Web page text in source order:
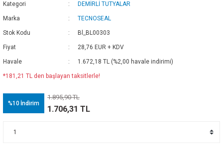
Kategori DEMİRLİ TUTYALAR
Marka TECNOSEAL
Stok Kodu Bl_BL00303
Fiyat 28,76 EUR + KDV
Havale 1.672,18 TL (%2,00 havale indirimi)
*181,21 TL den başlayan taksitlerle!
%10 İndirim
1.895,90 TL
1.706,31 TL